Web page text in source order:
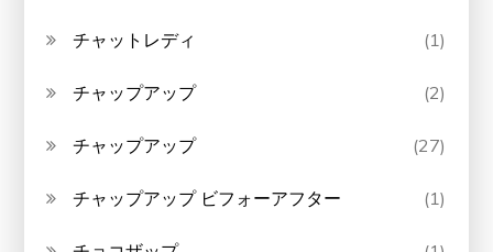
チャットレディ (1)
チャップアップ (2)
チャップアップ (27)
チャップアップ ビフォーアフター (1)